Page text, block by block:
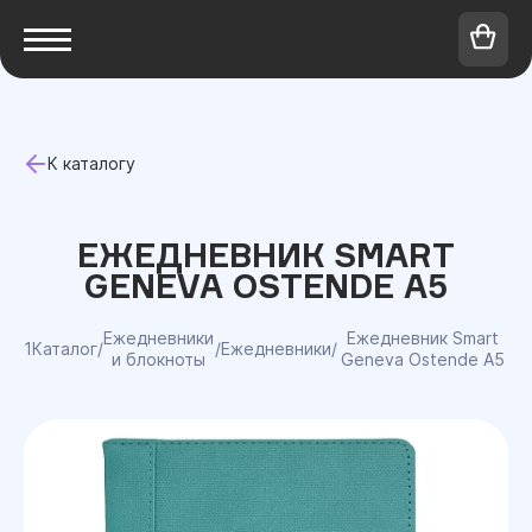
К каталогу
ЕЖЕДНЕВНИК SMART
GENEVA OSTENDE А5
1Каталог/
Ежедневники
и блокноты
/Ежедневники/
Ежедневник Smart
Geneva Ostende А5